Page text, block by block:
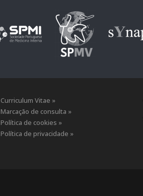
Curriculum Vitae »
Marcação de consulta »
Política de cookies »
Política de privacidade »